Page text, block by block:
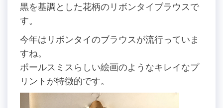
黒を基調とした花柄のリボンタイブラウスで
す。
今年はリボンタイのブラウスが流行っていま
すね。
ポールスミスらしい絵画のようなキレイなプ
リントが特徴的です。